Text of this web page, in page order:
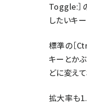
Toggle:］
したいキ
標準の［
キーとかぶ
どに変えて
拡大率も